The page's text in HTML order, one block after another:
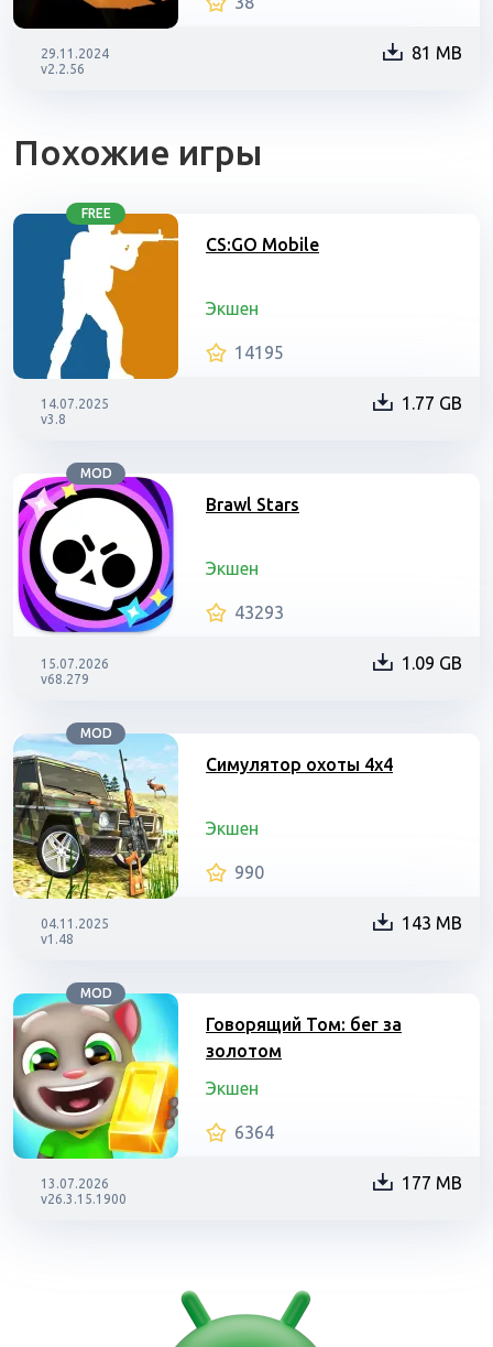
29.11.2024
v2.2.56
81 MB
Похожие игры
FREE
CS:GO Mobile
Экшен
14195
14.07.2025
v3.8
1.77 GB
MOD
Brawl Stars
Экшен
43293
15.07.2026
v68.279
1.09 GB
MOD
Симулятор охоты 4х4
Экшен
990
04.11.2025
v1.48
143 MB
MOD
Говорящий Том: бег за
золотом
Экшен
6364
13.07.2026
v26.3.15.1900
177 MB